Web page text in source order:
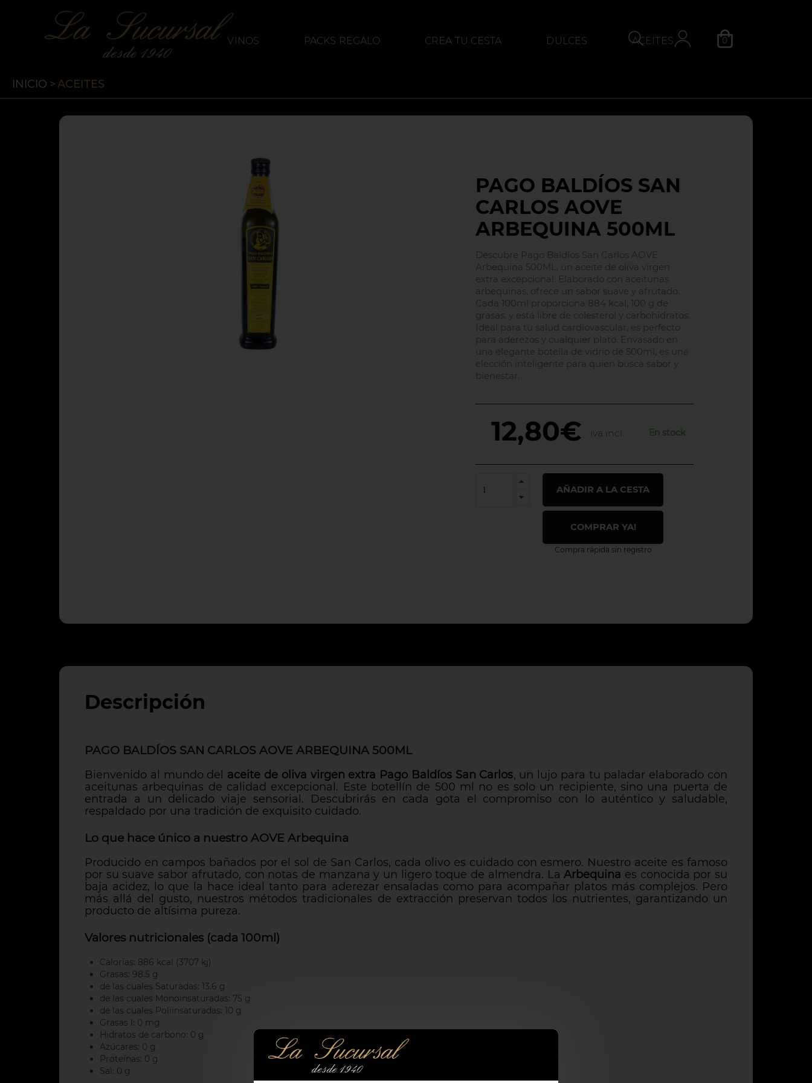
VINOS PACKS REGALO CREA TU CESTA DULCES
ACEITES
0
INICIO >ACEITES
PAGO BALDÍOS SAN
CARLOS AOVE
ARBEQUINA 500ML
Descubre Pago Baldíos San Carlos AOVE
Arbequina 500ML, un aceite de oliva virgen
extra excepcional. Elaborado con aceitunas
arbequinas, ofrece un sabor suave y afrutado.
Cada 100ml proporciona 884 kcal, 100 g de
grasas, y está libre de colesterol y carbohidratos.
Ideal para tu salud cardiovascular, es perfecto
para aderezos y cualquier plato. Envasado en
una elegante botella de vidrio de 500ml, es una
elección inteligente para quien busca sabor y
bienestar.
12,80€ iva incl. En stock
AÑADIR A LA CESTA
COMPRAR YA!
Compra rápida sin registro
Descripción
PAGO BALDÍOS SAN CARLOS AOVE ARBEQUINA 500ML
Bienvenido al mundo del aceite de oliva virgen extra Pago Baldíos San Carlos, un lujo para tu paladar elaborado con
aceitunas arbequinas de calidad excepcional. Este botellín de 500 ml no es solo un recipiente, sino una puerta de
entrada a un delicado viaje sensorial. Descubrirás en cada gota el compromiso con lo auténtico y saludable,
respaldado por una tradición de exquisito cuidado.
Lo que hace único a nuestro AOVE Arbequina
Producido en campos bañados por el sol de San Carlos, cada olivo es cuidado con esmero. Nuestro aceite es famoso
por su suave sabor afrutado, con notas de manzana y un ligero toque de almendra. LaArbequina es conocida por su
baja acidez, lo que la hace ideal tanto para aderezar ensaladas como para acompañar platos más complejos. Pero
más allá del gusto, nuestros métodos tradicionales de extracción preservan todos los nutrientes, garantizando un
producto de altísima pureza.
Valores nutricionales (cada 100ml)
Calorías: 886 kcal (3707 kj)
Grasas: 98.5 g
de las cuales Saturadas: 13.6 g
de las cuales Monoinsaturadas: 75 g
de las cuales Poliinsaturadas: 10 g
Grasas l: 0 mg
Hidratos de carbono: 0 g
Azúcares: 0 g
Proteínas: 0 g
Sal: 0 g